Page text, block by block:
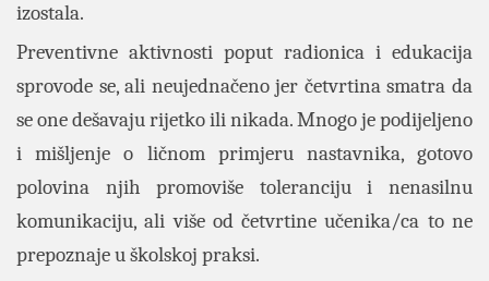
izostala.
Preventivne aktivnosti poput radionica i edukacija
sprovode se, ali neujednačeno jer četvrtina smatra da
se one dešavaju rijetko ili nikada. Mnogo je podijeljeno
i mišljenje o ličnom primjeru nastavnika, gotovo
polovina njih promoviše toleranciju i nenasilnu
komunikaciju, ali više od četvrtine učenika/ca to ne
prepoznaje u školskoj praksi.